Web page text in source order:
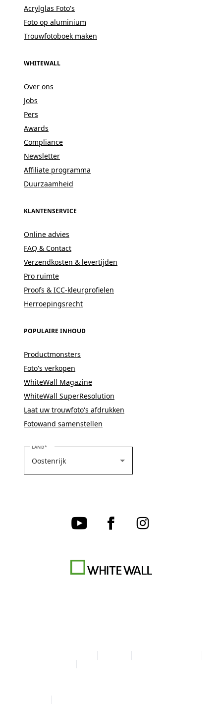
Acrylglas Foto's
Foto op aluminium
Trouwfotoboek maken
WHITEWALL
Over ons
Jobs
Pers
Awards
Compliance
Newsletter
Affiliate programma
Duurzaamheid
KLANTENSERVICE
Online advies
FAQ & Contact
Verzendkosten & levertijden
Pro ruimte
Proofs & ICC-kleurprofielen
Herroepingsrecht
POPULAIRE INHOUD
Productmonsters
Foto's verkopen
WhiteWall Magazine
WhiteWall SuperResolution
Laat uw trouwfoto's afdrukken
Fotowand samenstellen
LANDSELECTEER UW LAND